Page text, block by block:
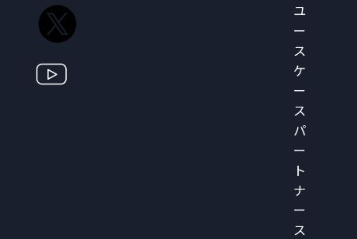
ユ
ー
ス
ケ
ー
ス
パ
ー
ト
ナ
ー
ス